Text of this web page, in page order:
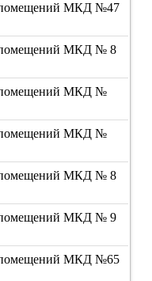
помещений МКД №47
помещений МКД № 8
помещений МКД №
помещений МКД №
помещений МКД № 8
помещений МКД № 9
помещений МКД №65